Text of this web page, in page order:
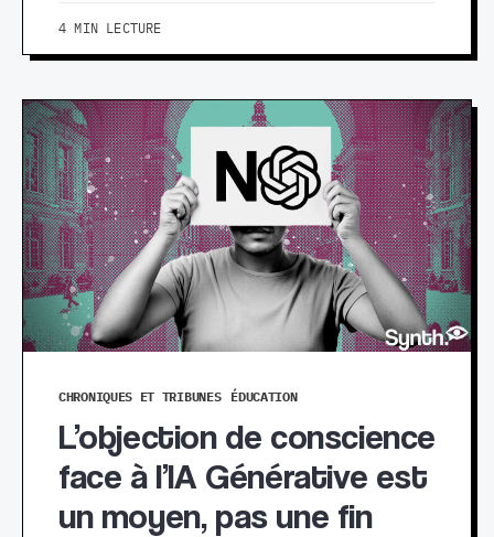
4 MIN LECTURE
CHRONIQUES ET TRIBUNES ÉDUCATION
L’objection de conscience
face à l’IA Générative est
un moyen, pas une fin